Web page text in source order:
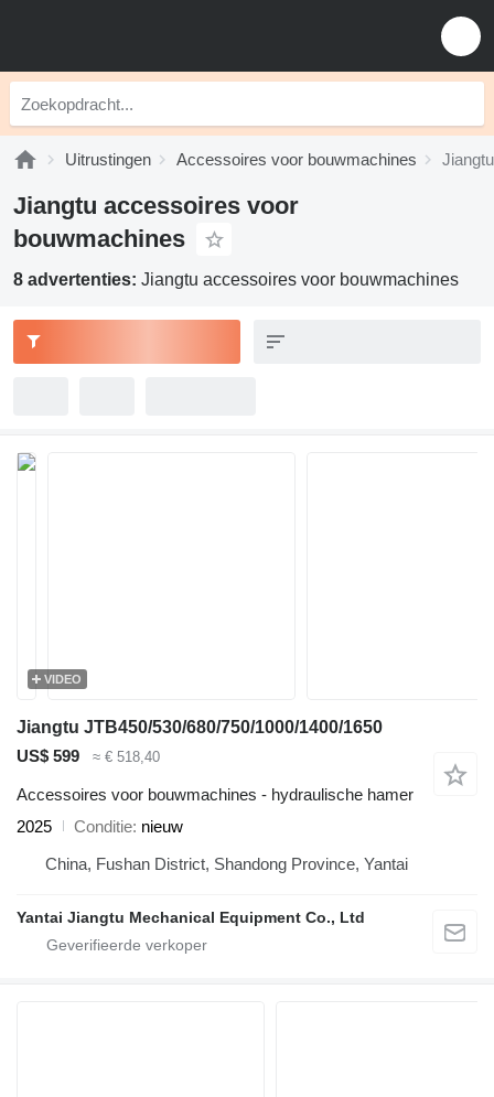
Uitrustingen Accessoires voor bouwmachines
Jiangtu accessoires voor
bouwmachines
8 advertenties: Jiangtu accessoires voor bouwmachines
VIDEO
Jiangtu JTB450/530/680/750/1000/1400/1650
US$ 599
≈ € 518,40
Accessoires voor bouwmachines - hydraulische hamer
2025
Conditie nieuw
China, Fushan District, Shandong Province, Yantai
Yantai Jiangtu Mechanical Equipment Co., Ltd